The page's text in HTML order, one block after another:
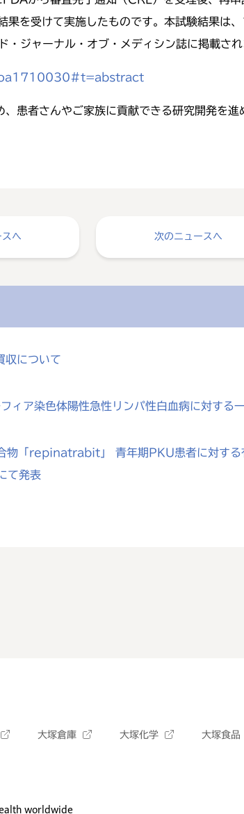
果を受けて実施したものです。本試験結果
ャーナル・オブ・メディシン誌に掲載され
患者さんやご家族に貢献できる研究開発を進
へ 次のニュースへ
について
ィア染色体陽性急性リンパ性白血病に対する
物「repinatrabit」 青年期PKU患者に対する
て発表
大塚倉庫 大塚化学 大塚食品
worldwide